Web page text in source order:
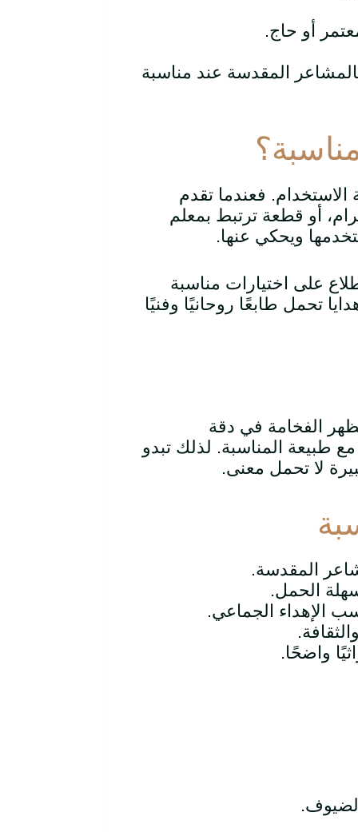
أو حاج.
المقدسة عند مناسبة
مناسبة؟
الاستخدام. فعندما تقدم
أو قطعة ترتبط بمعلم
ويحكي عنها.
على اختيارات مناسبة
تحمل طابعًا روحانيًا وفنيًا
الفخامة في دقة
طبيعة المناسبة. لذلك تبدو
لا تحمل معنى.
المقدسة.
الحمل.
الإهداء الجماعي.
واضحًا.